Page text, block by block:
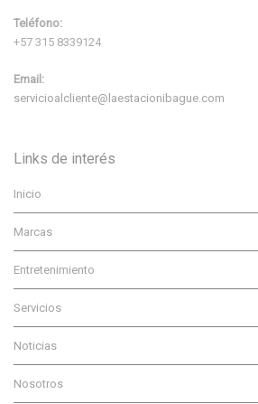
Teléfono:
+57 315 8339124
Email:
servicioalcliente@laestacionibague.com
Links de interés
Inicio
Marcas
Entretenimiento
Servicios
Noticias
Nosotros